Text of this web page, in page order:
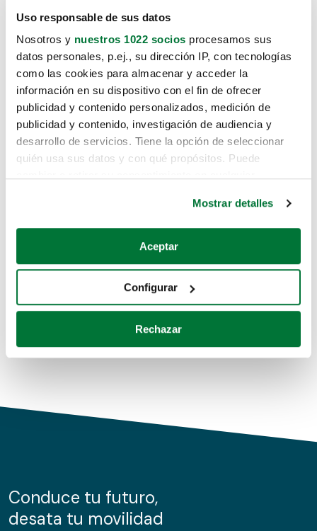
Uso responsable de sus datos
Nosotros y nuestros 1022 socios procesamos sus
datos personales, p.ej., su dirección IP, con tecnologías
como las cookies para almacenar y acceder la
información en su dispositivo con el fin de ofrecer
publicidad y contenido personalizados, medición de
publicidad y contenido, investigación de audiencia y
desarrollo de servicios. Tiene la opción de seleccionar
quién usa sus datos y con qué propósitos. Puede
Si lo permite, también quisiéramos:
Recopilar información sobre su ubicación geográfica
Identificar su dispositivo analizándolo activamente
para buscar características específicas (huellas
Obtenga más información sobre cómo se procesan sus
de cookies.
información sobre el uso que haga del sitio web con
nuestros partners de redes sociales, publicidad y análisis
Mostrar detalles
Aceptar
Configurar
Rechazar
Lo sentimos, no sabemos como
te hemos traido hasta aquí.
Pero puedes encontrar el coche que estás
buscando en alguno de estos enlaces:
Coches de segunda mano
Coches de km0
Conduce tu futuro,
desata tu movilidad